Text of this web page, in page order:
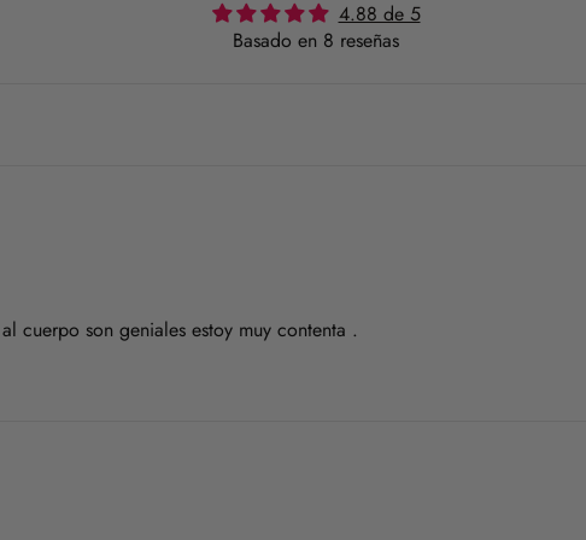
¿Vas a usar lavadora? Elige
Para los modelos de yute,
4.88 de 5
Basado en 8 reseñas
cuerpo son geniales estoy muy contenta .